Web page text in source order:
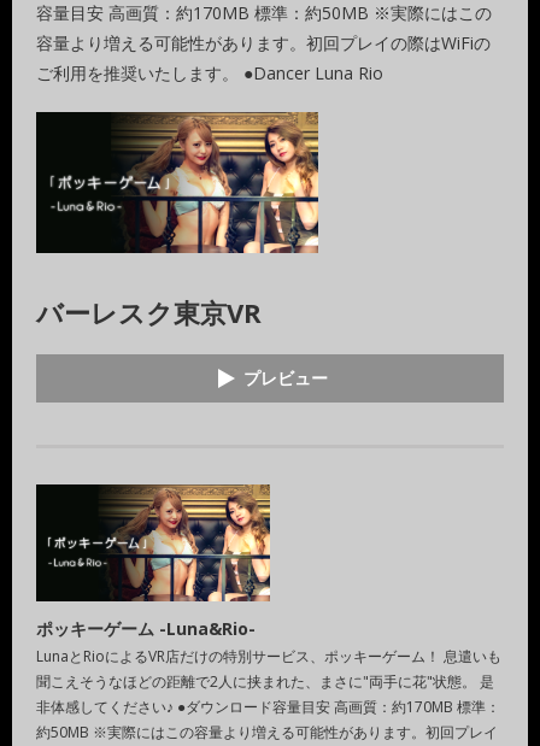
容量目安 高画質：約170MB 標準：約50MB ※実際にはこの
容量より増える可能性があります。初回プレイの際はWiFiの
ご利用を推奨いたします。 ●Dancer Luna Rio
バーレスク東京VR
プレビュー
ポッキーゲーム -Luna&Rio-
LunaとRioによるVR店だけの特別サービス、ポッキーゲーム！ 息遣いも
聞こえそうなほどの距離で2人に挟まれた、まさに"両手に花"状態。 是
非体感してください♪ ●ダウンロード容量目安 高画質：約170MB 標準：
約50MB ※実際にはこの容量より増える可能性があります。初回プレイ